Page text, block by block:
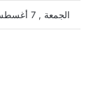
الجمعة , 7 أغسطس 2026